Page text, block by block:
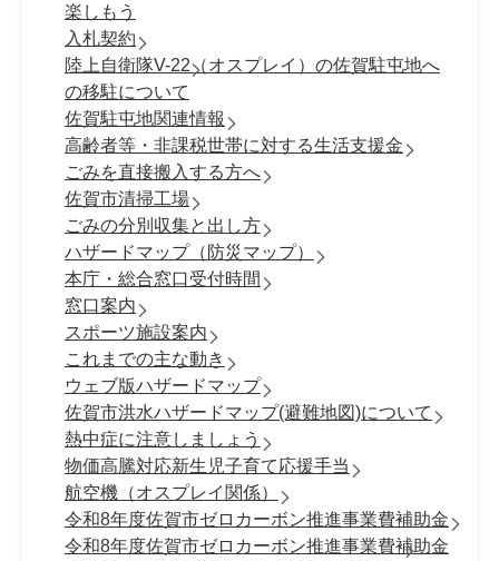
楽しもう
入札契約
陸上自衛隊V-22（オスプレイ）の佐賀駐屯地へ
の移駐について
佐賀駐屯地関連情報
高齢者等・非課税世帯に対する生活支援金
ごみを直接搬入する方へ
佐賀市清掃工場
ごみの分別収集と出し方
ハザードマップ（防災マップ）
本庁・総合窓口受付時間
窓口案内
スポーツ施設案内
これまでの主な動き
ウェブ版ハザードマップ
佐賀市洪水ハザードマップ(避難地図)について
熱中症に注意しましょう
物価高騰対応新生児子育て応援手当
航空機（オスプレイ関係）
令和8年度佐賀市ゼロカーボン推進事業費補助金
令和8年度佐賀市ゼロカーボン推進事業費補助金